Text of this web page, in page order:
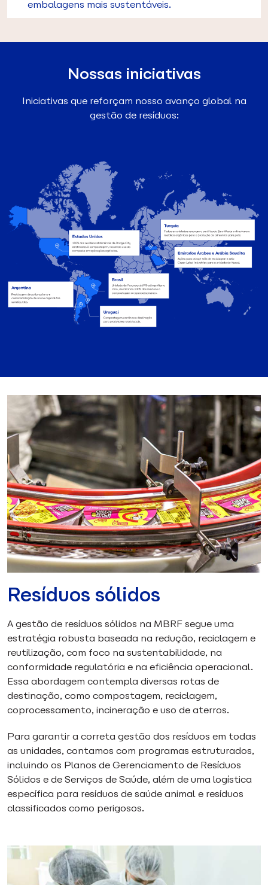
embalagens mais sustentáveis.
Nossas iniciativas
Iniciativas que reforçam nosso avanço global na
gestão de resíduos:
Resíduos sólidos
A gestão de resíduos sólidos na MBRF segue uma
estratégia robusta baseada na redução, reciclagem e
reutilização, com foco na sustentabilidade, na
conformidade regulatória e na eficiência operacional.
Essa abordagem contempla diversas rotas de
destinação, como compostagem, reciclagem,
coprocessamento, incineração e uso de aterros.
Para garantir a correta gestão dos resíduos em todas
as unidades, contamos com programas estruturados,
incluindo os Planos de Gerenciamento de Resíduos
Sólidos e de Serviços de Saúde, além de uma logística
específica para resíduos de saúde animal e resíduos
classificados como perigosos.